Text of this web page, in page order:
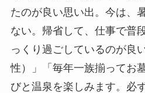
たのが良い思い出。今は、
ない。帰省して、仕事で普
っくり過ごしているのが良
性）」「毎年一族揃ってお
びと温泉を楽しみます。必